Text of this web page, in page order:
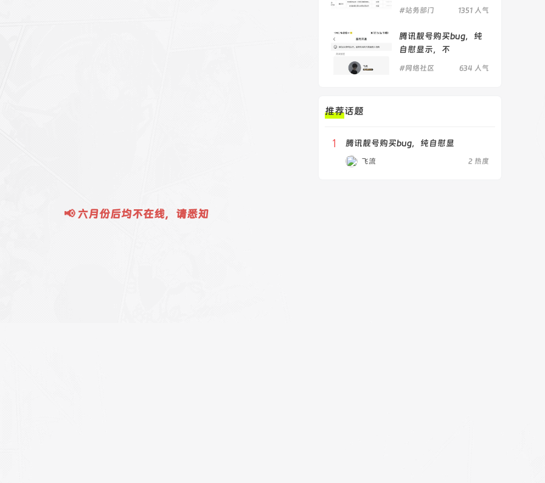
1351 人气
#站务部门
腾讯靓号购买bug，纯
自慰显示，不
634 人气
#网络社区
推荐话题
1 腾讯靓号购买bug，纯自慰显
2 热度
飞流
📢 六月份后均不在线，请悉知